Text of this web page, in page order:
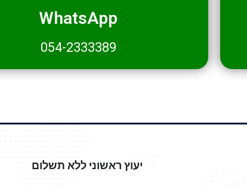
WhatsApp
054-2333389
יעוץ ראשוני ללא תשלום